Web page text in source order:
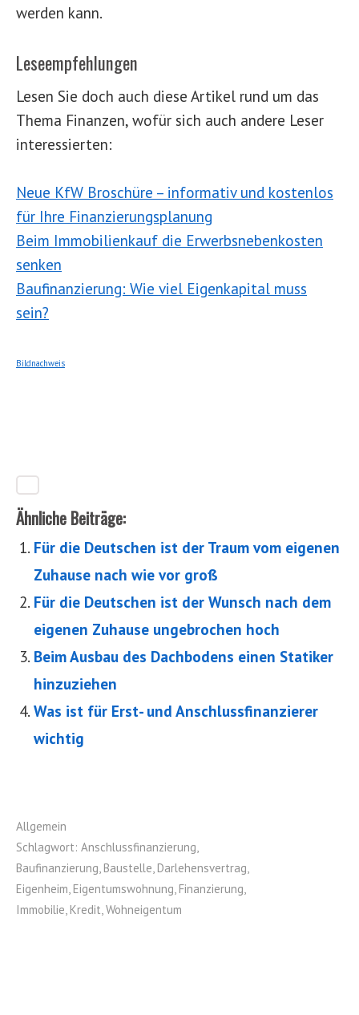
werden kann.
Leseempfehlungen
Lesen Sie doch auch diese Artikel rund um das
Thema Finanzen, wofür sich auch andere Leser
interessierten:
Neue KfW Broschüre – informativ und kostenlos
für Ihre Finanzierungsplanung
Beim Immobilienkauf die Erwerbsnebenkosten
senken
Baufinanzierung: Wie viel Eigenkapital muss
sein?
Bildnachweis
Ähnliche Beiträge:
Für die Deutschen ist der Traum vom eigenen
Zuhause nach wie vor groß
Für die Deutschen ist der Wunsch nach dem
eigenen Zuhause ungebrochen hoch
Beim Ausbau des Dachbodens einen Statiker
hinzuziehen
Was ist für Erst- und Anschlussfinanzierer
wichtig
Allgemein
Schlagwort: Anschlussfinanzierung
Baufinanzierung Baustelle Darlehensvertrag
Eigenheim Eigentumswohnung Finanzierung
Immobilie Kredit Wohneigentum